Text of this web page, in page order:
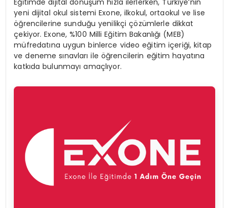
yeni dijital okul sistemi Exone, ilkokul, ortaokul ve lise
öğrencilerine sunduğu yenilikçi çözümlerle dikkat
çekiyor. Exone, %100 Milli Eğitim Bakanlığı (MEB)
müfredatına uygun binlerce video eğitim içeriği, kitap
ve deneme sınavları ile öğrencilerin eğitim hayatına
katkıda bulunmayı amaçlıyor.